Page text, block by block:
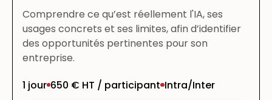
Comprendre ce qu’est réellement l'IA, ses
usages concrets et ses limites, afin d’identifier
des opportunités pertinentes pour son
entreprise.
1 jour 650 € HT / participant Intra/Inter